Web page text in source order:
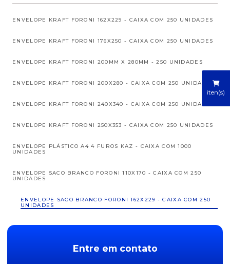
iten(s)
ENVELOPE KRAFT FORONI 162X229 - CAIXA COM 250 UNIDADES
ENVELOPE KRAFT FORONI 176X250 - CAIXA COM 250 UNIDADES
ENVELOPE KRAFT FORONI 200MM X 280MM - 250 UNIDADES
ENVELOPE KRAFT FORONI 200X280 - CAIXA COM 250 UNIDADES
ENVELOPE KRAFT FORONI 240X340 - CAIXA COM 250 UNIDADES
ENVELOPE KRAFT FORONI 250X353 - CAIXA COM 250 UNIDADES
ENVELOPE PLÁSTICO A4 4 FUROS KAZ - CAIXA COM 1000
UNIDADES
ENVELOPE SACO BRANCO FORONI 110X170 - CAIXA COM 250
UNIDADES
ENVELOPE SACO BRANCO FORONI 162X229 - CAIXA COM 250
UNIDADES
ENVELOPE SACO BRANCO FORONI 200X280 - CAIXA COM 250
ENVELOPE SACO BRANCO FORONI 229X324 - CAIXA COM 250
Entre em contato